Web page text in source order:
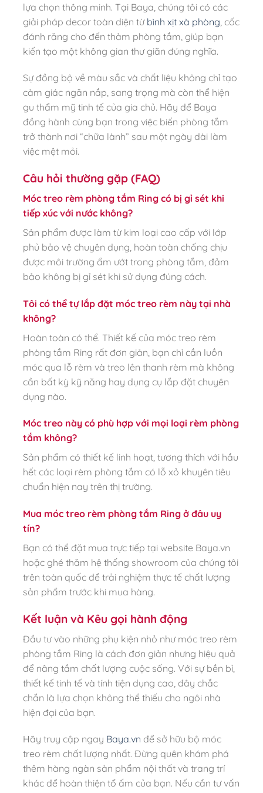
lựa chọn thông minh. Tại Baya, chúng tôi có các
giải pháp decor toàn diện từ bình xịt xà phòng , cốc
đánh răng cho đến thảm phòng tắm, giúp bạn
kiến tạo một không gian thư giãn đúng nghĩa.
Sự đồng bộ về màu sắc và chất liệu không chỉ tạo
cảm giác ngăn nắp, sang trọng mà còn thể hiện
gu thẩm mỹ tinh tế của gia chủ. Hãy để Baya
đồng hành cùng bạn trong việc biến phòng tắm
trở thành nơi “chữa lành” sau một ngày dài làm
việc mệt mỏi.
Câu hỏi thường gặp (FAQ)
Móc treo rèm phòng tắm Ring có bị gỉ sét khi
tiếp xúc với nước không?
Sản phẩm được làm từ kim loại cao cấp với lớp
phủ bảo vệ chuyên dụng, hoàn toàn chống chịu
được môi trường ẩm ướt trong phòng tắm, đảm
bảo không bị gỉ sét khi sử dụng đúng cách.
Tôi có thể tự lắp đặt móc treo rèm này tại nhà
không?
Hoàn toàn có thể. Thiết kế của móc treo rèm
phòng tắm Ring rất đơn giản, bạn chỉ cần luồn
móc qua lỗ rèm và treo lên thanh rèm mà không
cần bất kỳ kỹ năng hay dụng cụ lắp đặt chuyên
dụng nào.
Móc treo này có phù hợp với mọi loại rèm phòng
tắm không?
Sản phẩm có thiết kế linh hoạt, tương thích với hầu
hết các loại rèm phòng tắm có lỗ xỏ khuyên tiêu
chuẩn hiện nay trên thị trường.
Mua móc treo rèm phòng tắm Ring ở đâu uy
tín?
Bạn có thể đặt mua trực tiếp tại website Baya.vn
hoặc ghé thăm hệ thống showroom của chúng tôi
trên toàn quốc để trải nghiệm thực tế chất lượng
sản phẩm trước khi mua hàng.
Kết luận và Kêu gọi hành động
Đầu tư vào những phụ kiện nhỏ như móc treo rèm
phòng tắm Ring là cách đơn giản nhưng hiệu quả
để nâng tầm chất lượng cuộc sống. Với sự bền bỉ,
thiết kế tinh tế và tính tiện dụng cao, đây chắc
chắn là lựa chọn không thể thiếu cho ngôi nhà
hiện đại của bạn.
Hãy truy cập ngay Baya.vn để sở hữu bộ móc
treo rèm chất lượng nhất. Đừng quên khám phá
thêm hàng ngàn sản phẩm nội thất và trang trí
khác để hoàn thiện tổ ấm của bạn. Nếu cần tư vấn